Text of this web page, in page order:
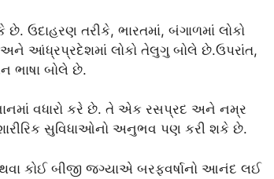
ઉદાહરણ તરીકે, ભારતમાં, બંગાળમાં લોકો
અને આંધ્રપ્રદેશમાં લોકો તેલુગુ બોલે છે.ઉપરાંત,
ભાષા બોલે છે.
વધારો કરે છે. તે એક રસપ્રદ અને નમ્ર
સુવિધાઓનો અનુભવ પણ કરી શકે છે.
કોઈ બીજી જગ્યાએ બરફવર્ષાનો આનંદ લઈ